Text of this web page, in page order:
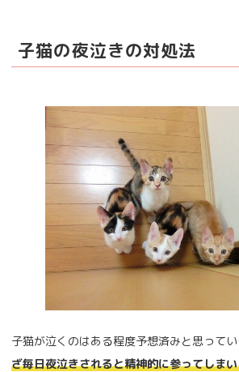
子猫の夜泣きの対処法
子猫が泣くのはある程度予想済みと思ってい
ざ毎日夜泣きされると精神的に参ってしま